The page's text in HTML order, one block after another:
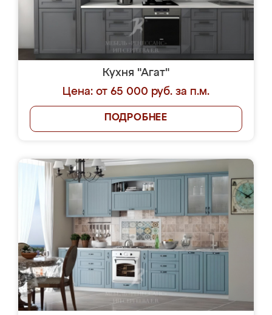
Кухня "Агат"
Цена: от 65 000 руб. за п.м.
ПОДРОБНЕЕ